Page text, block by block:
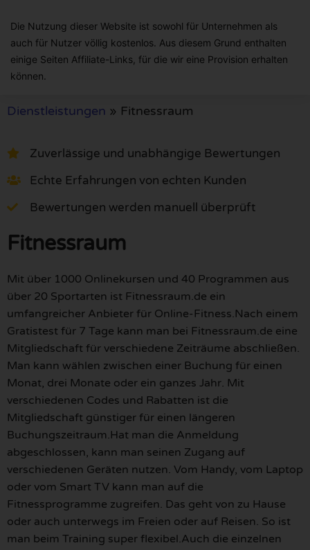
Die Nutzung dieser Website ist sowohl für Unternehmen als
auch für Nutzer völlig kostenlos. Aus diesem Grund enthalten
einige Seiten Affiliate-Links, für die wir eine Provision erhalten
können.
Dienstleistungen » Fitnessraum
Zuverlässige und unabhängige Bewertungen
Echte Erfahrungen von echten Kunden
Bewertungen werden manuell überprüft
Fitnessraum
Mit über 1000 Onlinekursen und 40 Programmen aus
über 20 Sportarten ist Fitnessraum.de ein
umfangreicher Anbieter für Online-Fitness.Nach einem
Gratistest für 7 Tage kann man bei Fitnessraum.de eine
Mitgliedschaft für verschiedene Zeiträume abschließen.
Man kann wählen zwischen einer Buchung für einen
Monat, drei Monate oder ein ganzes Jahr. Mit
verschiedenen Codes und Rabatten ist die
Mitgliedschaft günstiger für einen längeren
Buchungszeitraum.Hat man die Anmeldung
abgeschlossen, kann man seinen Zugang auf
verschiedenen Geräten nutzen. Vom Handy, vom Laptop
oder vom Smart TV kann man auf die
Fitnessprogramme zugreifen. Das geht von zu Hause
oder auch unterwegs im Freien oder auf Reisen. So ist
man beim Training super flexibel.Auch die einzelnen